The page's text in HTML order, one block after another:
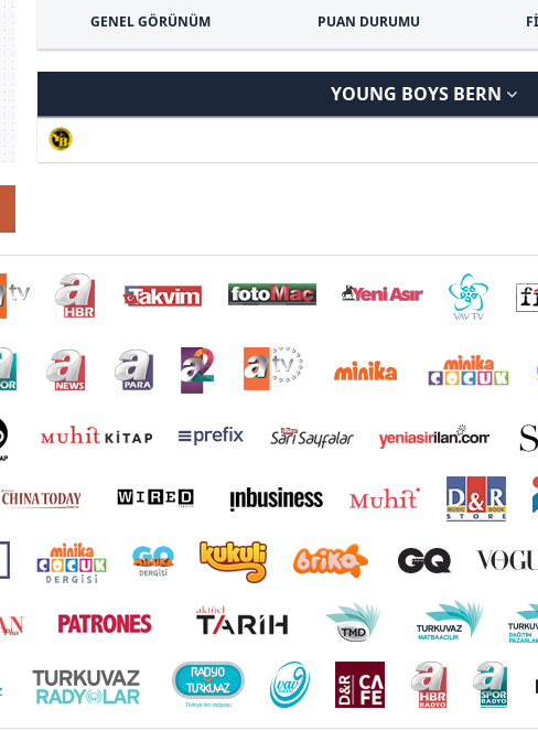
GENEL GÖRÜNÜM PUAN DURUMU
YOUNG BOYS BERN